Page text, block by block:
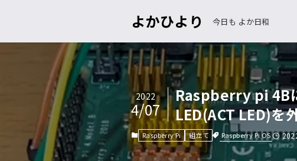
よかひより 今日も よか日和
Raspberry pi 4B
LED(ACT LED)を
2022
4/07
Raspberry Pi 組立て Raspberry Pi OS